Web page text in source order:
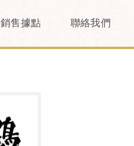
銷售據點 聯絡我們